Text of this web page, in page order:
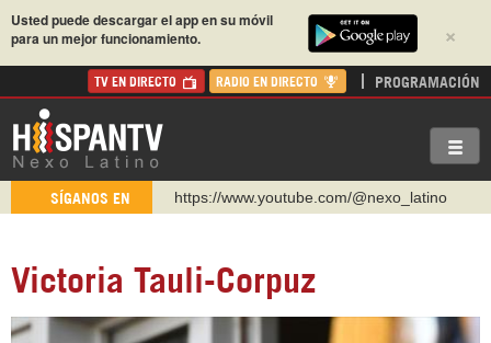
×
Usted puede descargar el app en su móvil
para un mejor funcionamiento.
TV EN DIRECTO RADIO EN DIRECTO PROGRAMACIÓN
SÍGANOS EN
https://www.youtube.com/@nexo_latino
https://t.me/hispantvcanal
https://urmedium.com/c/hispantv
WhatsApp y Viber: +98 921 79 29 404
Victoria Tauli-Corpuz